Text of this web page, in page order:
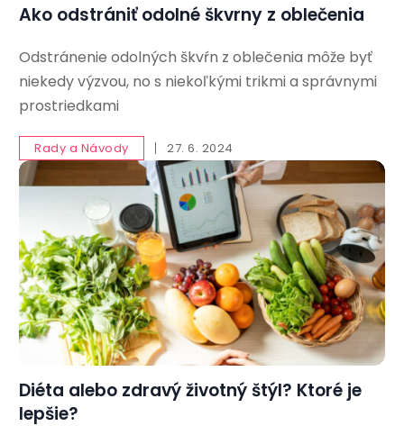
Ako odstrániť odolné škvrny z oblečenia
Odstránenie odolných škvŕn z oblečenia môže byť
niekedy výzvou, no s niekoľkými trikmi a správnymi
prostriedkami
Rady a Návody 27. 6. 2024
Diéta alebo zdravý životný štýl? Ktoré je
lepšie?